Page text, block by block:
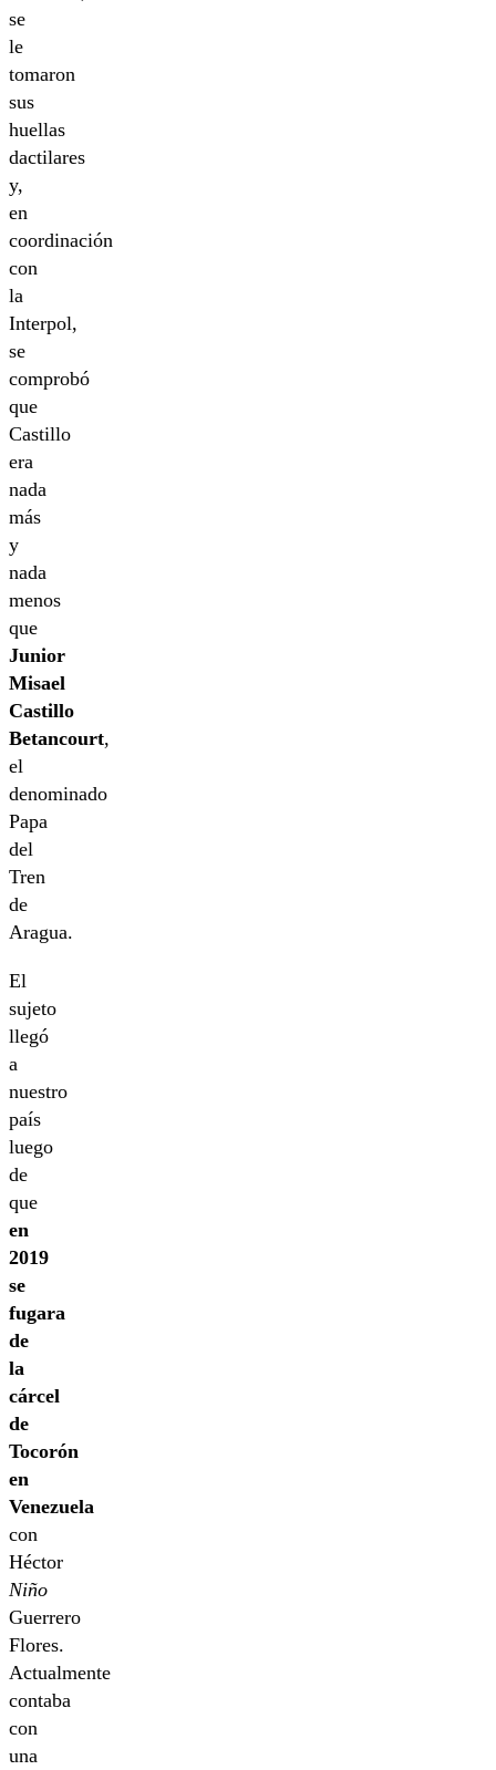
se
le
tomaron
sus
huellas
dactilares
y,
en
coordinación
con
la
Interpol,
se
comprobó
que
Castillo
era
nada
más
y
nada
menos
que
Junior
Misael
Castillo
Betancourt,
el
denominado
Papa
del
Tren
de
Aragua.
El
sujeto
llegó
a
nuestro
país
luego
de
que
en
2019
se
fugara
de
la
cárcel
de
Tocorón
en
Venezuela
con
Héctor
Niño
Guerrero
Flores.
Actualmente
contaba
con
una